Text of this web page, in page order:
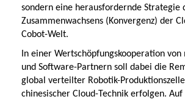
sondern eine herausfordernde Strategie
Zusammenwachsens (Konvergenz) der
Cobot-Welt.
In einer Wertschöpfungskooperation
und Software-Partnern soll dabei die
global verteilter Robotik-
chinesischer Cloud-Technik erfolgen. Auf